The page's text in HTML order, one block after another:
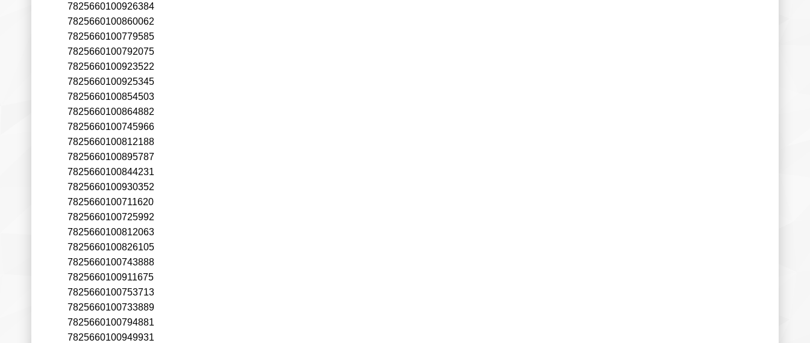
7825660100926384
7825660100860062
7825660100779585
7825660100792075
7825660100923522
7825660100925345
7825660100854503
7825660100864882
7825660100745966
7825660100812188
7825660100895787
7825660100844231
7825660100930352
7825660100711620
7825660100725992
7825660100812063
7825660100826105
7825660100743888
7825660100911675
7825660100753713
7825660100733889
7825660100794881
7825660100949931